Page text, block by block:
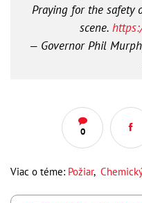
Praying for the safety
scene.
— Governor Phil
0
Viac o téme: Požiar,